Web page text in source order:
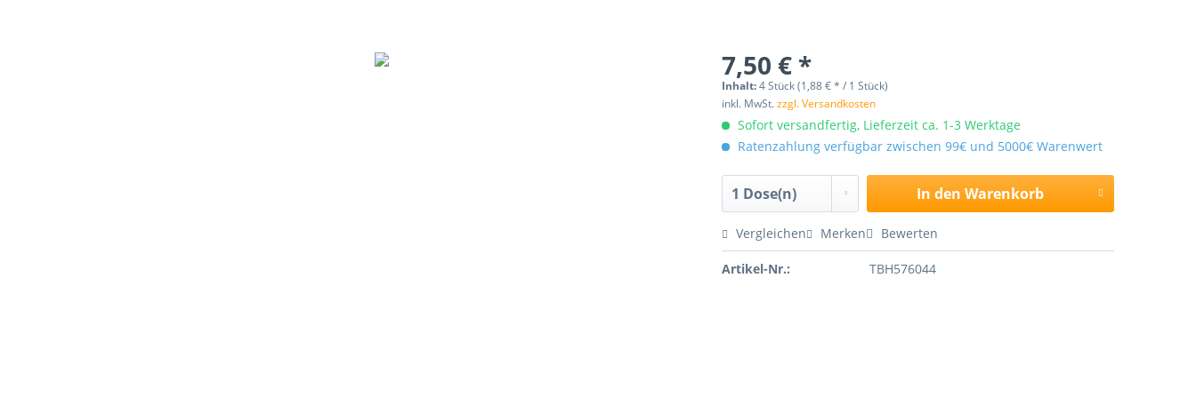
7,50 € *
Inhalt:4 Stück (1,88 € * / 1 Stück)
inkl. MwSt.zzgl. Versandkosten
Sofort versandfertig, Lieferzeit ca. 1-3 Werktage
Ratenzahlung verfügbar zwischen 99€ und 5000€ Warenwert
In den Warenkorb
Vergleichen Merken Bewerten
Artikel-Nr.: TBH576044